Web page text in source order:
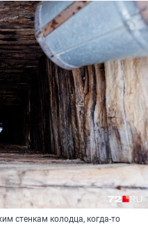
стенкам колодца, когда-то